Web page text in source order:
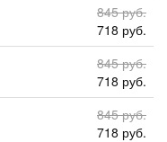
845 руб.
718 руб.
845 руб.
718 руб.
845 руб.
718 руб.